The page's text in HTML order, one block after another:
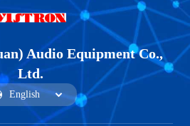
Audio Equipment Co.,
Ltd.